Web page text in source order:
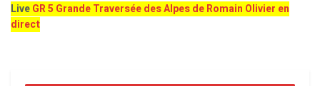
LiveGR 5 Grande Traversée des Alpes de Romain Olivier en
direct